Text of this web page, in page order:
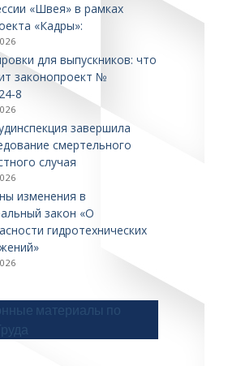
«Швея» в рамках
«Кадры»:
для выпускников: что
законопроект №
завершила
смертельного
случая
изменения в
закон «О
гидротехнических
материалы по